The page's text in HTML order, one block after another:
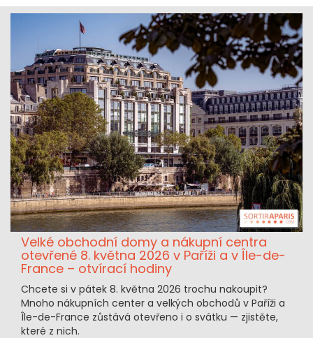
Velké obchodní domy a nákupní centra
otevřené 8. května 2026 v Paříži a v Île-de-
France – otvírací hodiny
Chcete si v pátek 8. května 2026 trochu nakoupit?
Mnoho nákupních center a velkých obchodů v Paříži a
Île-de-France zůstává otevřeno i o svátku — zjistěte,
které z nich.